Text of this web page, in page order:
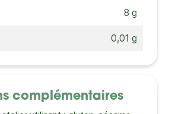
8 g
0,01 g
complémentaires